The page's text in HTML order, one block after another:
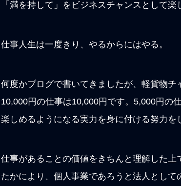
「満を持して」をビジネスチャンスとして楽
仕事人生は一度きり、やるからにはやる。
何度かブログで書いてきましたが、軽貨物
10,000円の仕事は10,000円です。5,000円の
楽しめるようになる実力を身に付ける努力を
仕事があることの価値をきちんと理解した
たかにより、個人事業であろうと法人とし